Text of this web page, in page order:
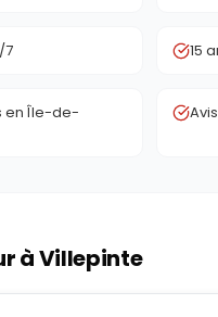
7 15
en Île-de-
àVillepinte